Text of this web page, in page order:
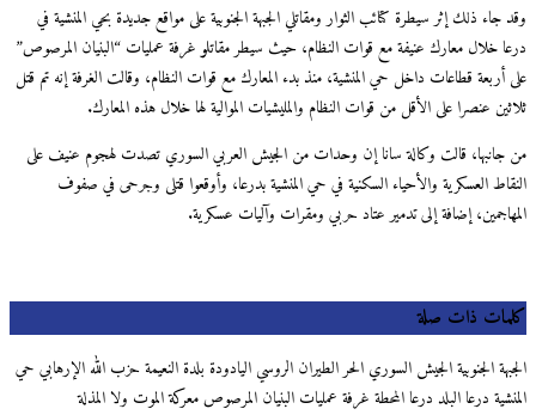
وقد جاء ذلك إثر سيطرة كتائب الثوار ومقاتلي الجبهة الجنوبية على مواقع جديدة بحي المنشية في
درعا خلال معارك عنيفة مع قوات النظام، حيث سيطر مقاتلو غرفة عمليات “البنيان المرصوص”
على أربعة قطاعات داخل حي المنشية، منذ بدء المعارك مع قوات النظام، وقالت الغرفة إنه تم قتل
ثلاثين عنصرا على الأقل من قوات النظام والمليشيات الموالية لها خلال هذه المعارك.
من جانبها، قالت وكالة سانا إن وحدات من الجيش العربي السوري تصدت لهجوم عنيف على
النقاط العسكرية والأحياء السكنية في حي المنشية بدرعا، وأوقعوا قتلى وجرحى في صفوف
المهاجمين، إضافة إلى تدمير عتاد حربي ومقرات وآليات عسكرية.
كلمات ذات صلة
الجبهة الجنوبية الجيش السوري الحر الطيران الروسي اليادودة بلدة النعيمة حزب الله الإرهابي حي
المنشية درعا البلد درعا المحطة غرفة عمليات البنيان المرصوص معركة الموت ولا المذلة